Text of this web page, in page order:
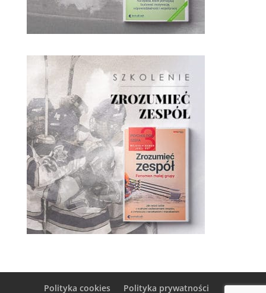
Polityka cookies Polityka prywatności